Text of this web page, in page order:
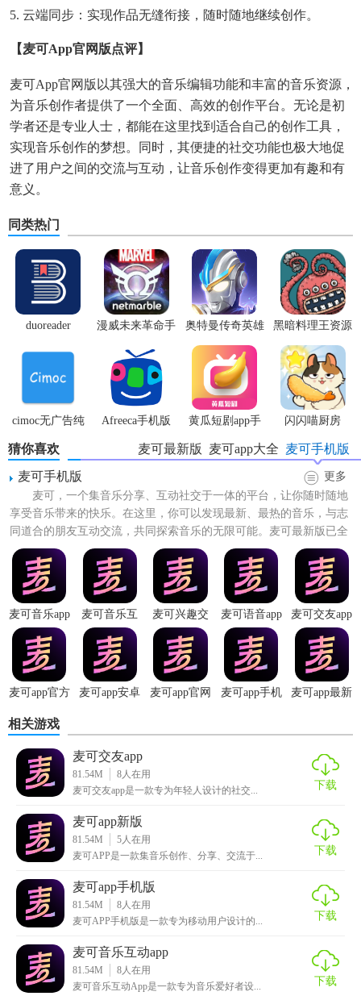
5. 云端同步：实现作品无缝衔接，随时随地继续创作。
【麦可app官网版点评】
麦可app官网版以其强大的音乐编辑功能和丰富的音乐资源，
为音乐创作者提供了一个全面、高效的创作平台。无论是初
学者还是专业人士，都能在这里找到适合自己的创作工具，
实现音乐创作的梦想。同时，其便捷的社交功能也极大地促
进了用户之间的交流与互动，让音乐创作变得更加有趣和有
意义。
同类热门
duoreader
漫威未来革命手
奥特曼传奇英雄
体验服
黑暗料理王资源
无限
cimoc无广告纯
净版
Afreeca手机版
黄瓜短剧app手
机版
闪闪喵厨房
猜你喜欢 麦可手机版
麦可app大全
麦可最新版
麦可手机版
更多
麦可，一个集音乐分享、互动社交于一体的平台，让你随时随地
享受音乐带来的快乐。在这里，你可以发现最新、最热的音乐，与志
同道合的朋友互动交流，共同探索音乐的无限可能。麦可最新版已全
面升级，功能更强大，体验...
麦可音乐app
麦可音乐互
动app
麦可兴趣交
友app
麦可语音app 麦可交友app
麦可app官方
麦可app安卓
麦可app官网
麦可app手机
麦可app最新
相关游戏
麦可交友app
81.54M 8人在用
麦可交友app是一款专为年轻人设计的社交...
下载
麦可app新版
81.54M 5人在用
麦可APP是一款集音乐创作、分享、交流于...
下载
麦可app手机版
81.54M 8人在用
麦可APP手机版是一款专为移动用户设计的...
下载
麦可音乐互动app
81.54M 8人在用
麦可音乐互动App是一款专为音乐爱好者设...
下载